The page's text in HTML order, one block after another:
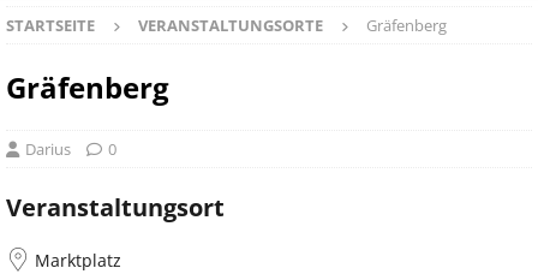
STARTSEITE VERANSTALTUNGSORTE Gräfenberg
Gräfenberg
Darius 0
Veranstaltungsort
Marktplatz